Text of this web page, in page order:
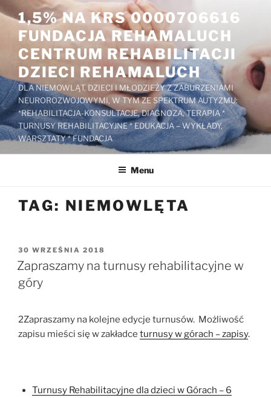
Przejdź
do
treści
1,5% NA KRS 0000706616
FUNDACJA REHAMALUCH
CENTRUM REHABILITACJI
DZIECI REHAMALUCH
DLA NIEMOWLĄT, DZIECI I MŁODZIEŻY Z ZABURZENIAMI
NEUROROZWOJOWYMI, W TYM ZE SPEKTRUM AUTYZMU:
*REHABILITACJA-KONSULTACJE, DIAGNOZA, TERAPIA *
TURNUSY REHABILITACYJNE * EDUKACJA – WYKŁADY,
WARSZTATY * FUNDACJA
Menu
TAG: NIEMOWLĘTA
OPUBLIKOWANE
W
30 WRZEŚNIA 2018
Zapraszamy na turnusy rehabilitacyjne w
góry
2Zapraszamy na kolejne edycje turnusów. Możliwość
zapisu mieści się w zakładce turnusy w górach – zapisy.
Turnusy Rehabilitacyjne dla dzieci w Górach – 6